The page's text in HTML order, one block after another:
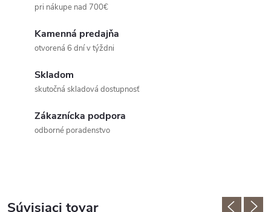
pri nákupe nad 700€
Kamenná predajňa
otvorená 6 dní v týždni
Skladom
skutočná skladová dostupnosť
Zákaznícka podpora
odborné poradenstvo
Súvisiaci tovar